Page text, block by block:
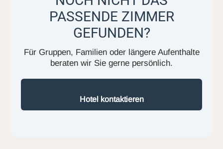
PASSENDE ZIMMER
GEFUNDEN?
Für Gruppen, Familien oder längere Aufenthalte
beraten wir Sie gerne persönlich.
Hotel kontaktieren